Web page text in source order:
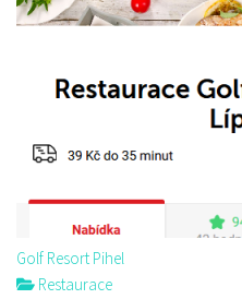
Golf Resort Pihel
Restaurace